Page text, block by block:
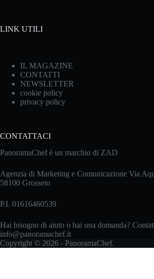
LINK UTILI
IL MAGAZINE
CONTATTI
NEWSLETTER
cookie policy
privacy policy
CONTATTACI
PanoramaChef è un marchio di ZAD
Agenzia di Marketing e Comunicazione Via
58100 Grosseto
P.I. 01616460539
Hai bisogno di aiuto o hai una domanda?
info@panoramachef.it
Copyright © 2026 - PanoramaChef.